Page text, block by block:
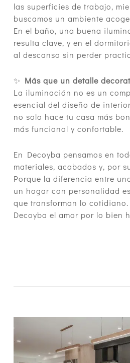
las superficies de trabajo,
buscamos un ambiente
En el baño, una buena
resulta clave, y en el
al descanso sin perder
✨ Más que un detalle
La iluminación no es un
esencial del diseño de
no solo hace tu casa más
más funcional y confortable.
En Decoyba pensamos en
materiales, acabados y, por
Porque la diferencia entre
un hogar con personalidad
que transforman lo cotidiano.
Decoyba el amor por lo bien